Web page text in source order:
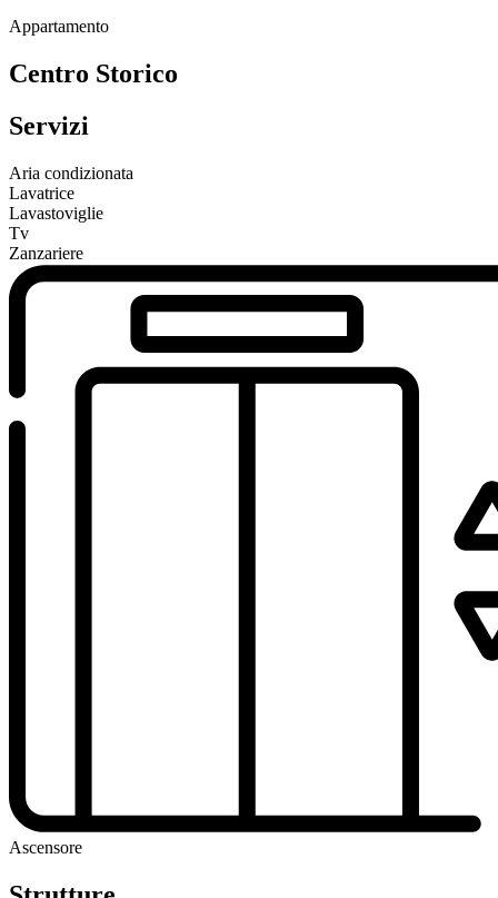
Appartamento
Centro Storico
Servizi
Aria condizionata
Lavatrice
Lavastoviglie
Tv
Zanzariere
Ascensore